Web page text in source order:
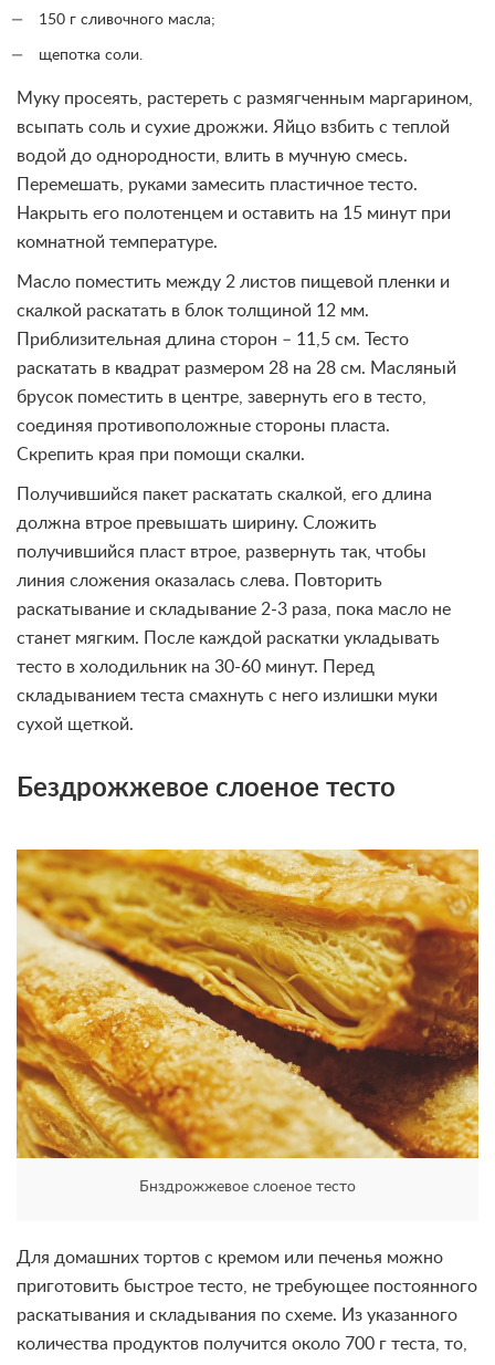
150 г сливочного масла;
щепотка соли.
Муку просеять, растереть с размягченным маргарином,
всыпать соль и сухие дрожжи. Яйцо взбить с теплой
водой до однородности, влить в мучную смесь.
Перемешать, руками замесить пластичное тесто.
Накрыть его полотенцем и оставить на 15 минут при
комнатной температуре.
Масло поместить между 2 листов пищевой пленки и
скалкой раскатать в блок толщиной 12 мм.
Приблизительная длина сторон – 11,5 см. Тесто
раскатать в квадрат размером 28 на 28 см. Масляный
брусок поместить в центре, завернуть его в тесто,
соединяя противоположные стороны пласта.
Скрепить края при помощи скалки.
Получившийся пакет раскатать скалкой, его длина
должна втрое превышать ширину. Сложить
получившийся пласт втрое, развернуть так, чтобы
линия сложения оказалась слева. Повторить
раскатывание и складывание 2-3 раза, пока масло не
станет мягким. После каждой раскатки укладывать
тесто в холодильник на 30-60 минут. Перед
складыванием теста смахнуть с него излишки муки
сухой щеткой.
Бездрожжевое слоеное тесто
Бнздрожжевое слоеное тесто
Для домашних тортов с кремом или печенья можно
приготовить быстрое тесто, не требующее постоянного
раскатывания и складывания по схеме. Из указанного
количества продуктов получится около 700 г теста, то,